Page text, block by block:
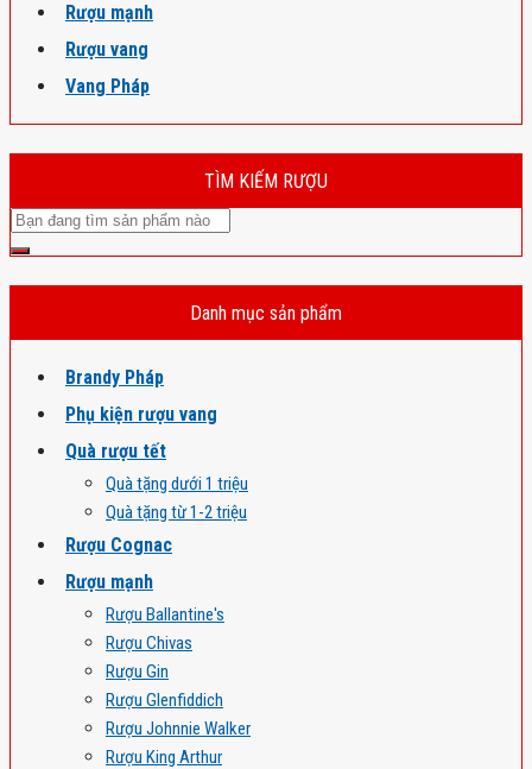
Rượu mạnh
Rượu vang
Vang Pháp
TÌM KIẾM RƯỢU
Danh mục sản phẩm
Brandy Pháp
Phụ kiện rượu vang
Quà rượu tết
Quà tặng dưới 1 triệu
Quà tặng từ 1-2 triệu
Rượu Cognac
Rượu mạnh
Rượu Ballantine's
Rượu Chivas
Rượu Gin
Rượu Glenfiddich
Rượu Johnnie Walker
Rượu King Arthur